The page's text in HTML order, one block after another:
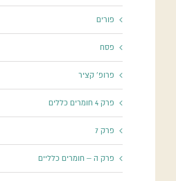
פורים
פסח
פרופ' קציר
פרק 4 חומרים כללים
פרק 7
פרק ה – חומרים כלליים